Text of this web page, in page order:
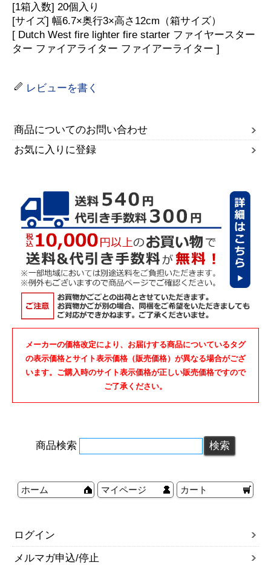
[1箱入数] 20個入り
[サイズ] 幅6.7×奥行3×高さ12cm（箱サイズ）
[ Dutch West fire lighter fire starter ファイヤースター
ター ファイアライター ファイアーライター ]
レビューを書く
商品についてのお問い合わせ
お気に入りに登録
メーカーの価格改定により、お届けする商品についているタグ
の表示価格とサイト表示価格（販売価格）が異なる場合がござ
います。ご購入時のサイト表示価格が正しい販売価格ですので
ご了承ください。
商品検索
ホーム マイページ カート
ログイン
メルマガ申込/停止